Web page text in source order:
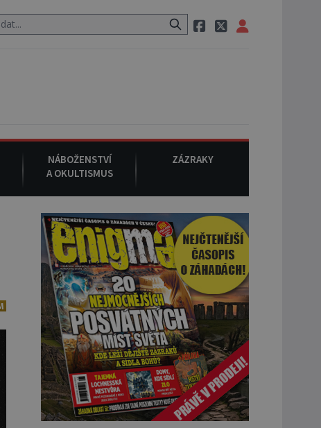
původu. : Na americké městečko
NÁBOŽENSTVÍ
A OKULTISMUS
ZÁZRAKY